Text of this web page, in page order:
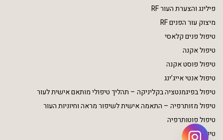
פילינג והצערת העור RF
מיצוק עור הפנים RF
טיפול פנים קלאסי
טיפול אקנה
טיפול פוסט אקנה
טיפול אנטי אייג’ינג
טיפול בפיגמנטציה בקליניקה – תהליך טיפולי מותאם אישית לעור
טיפול מזותרפיה – התאמה אישית לשיפור מראה וחיוניות העור
טיפול פוטותרפיה
טיפולי גוף